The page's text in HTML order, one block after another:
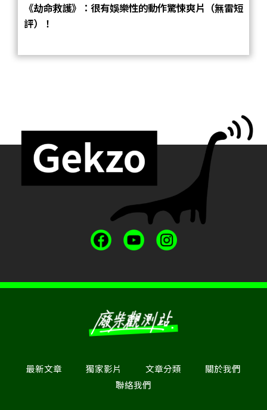
《劫命救護》：很有娛樂性的動作驚悚爽片（無雷短
評）！
最新文章 獨家影片 文章分類
關於我們
聯絡我們